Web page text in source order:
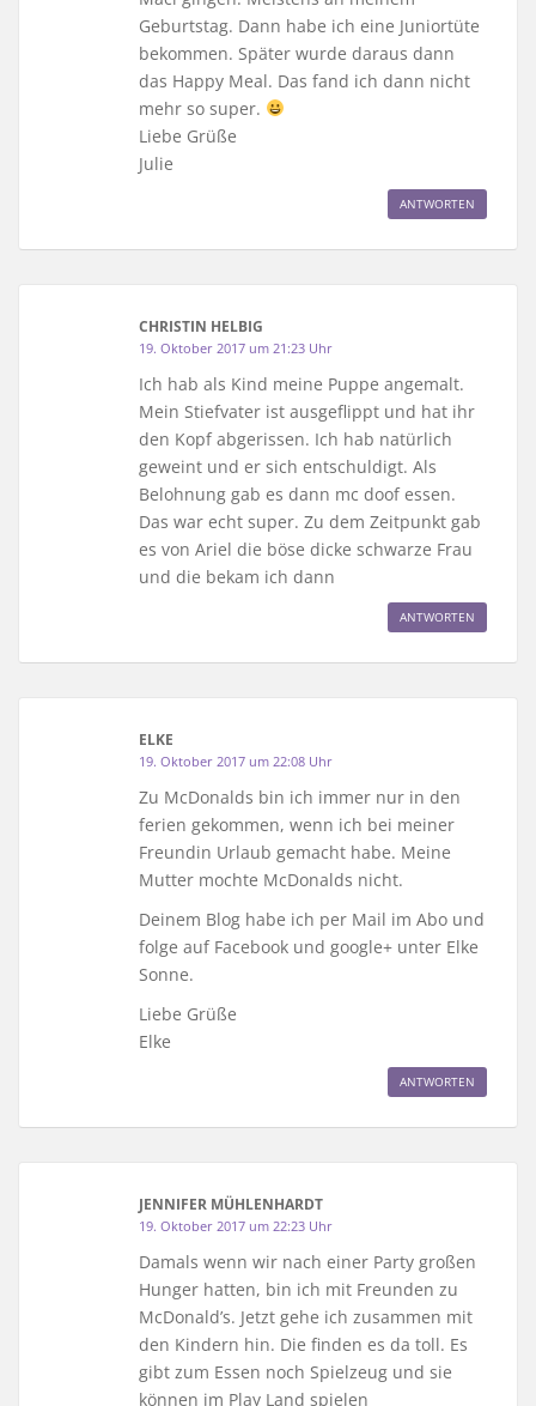
Geburtstag. Dann habe ich eine Juniortüte
bekommen. Später wurde daraus dann
das Happy Meal. Das fand ich dann nicht
mehr so super.
Liebe Grüße
Julie
ANTWORTEN
CHRISTIN HELBIG
19. Oktober 2017 um 21:23 Uhr
Ich hab als Kind meine Puppe angemalt.
Mein Stiefvater ist ausgeflippt und hat ihr
den Kopf abgerissen. Ich hab natürlich
geweint und er sich entschuldigt. Als
Belohnung gab es dann mc doof essen.
Das war echt super. Zu dem Zeitpunkt gab
es von Ariel die böse dicke schwarze Frau
und die bekam ich dann
ANTWORTEN
ELKE
19. Oktober 2017 um 22:08 Uhr
Zu McDonalds bin ich immer nur in den
ferien gekommen, wenn ich bei meiner
Freundin Urlaub gemacht habe. Meine
Mutter mochte McDonalds nicht.
Deinem Blog habe ich per Mail im Abo und
folge auf Facebook und google+ unter Elke
Sonne.
Liebe Grüße
Elke
ANTWORTEN
JENNIFER MÜHLENHARDT
19. Oktober 2017 um 22:23 Uhr
Damals wenn wir nach einer Party großen
Hunger hatten, bin ich mit Freunden zu
McDonald’s. Jetzt gehe ich zusammen mit
den Kindern hin. Die finden es da toll. Es
gibt zum Essen noch Spielzeug und sie
können im Play Land spielen